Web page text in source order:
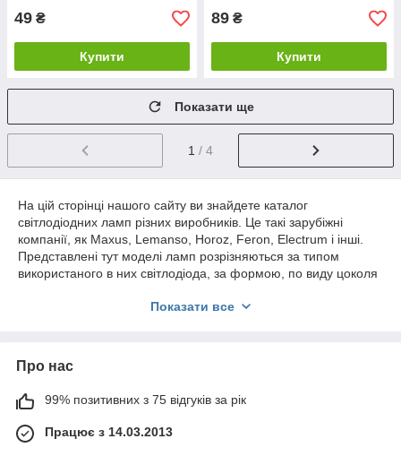
49 ₴
Купити
89 ₴
Купити
Показати ще
1 / 4
На цій сторінці нашого сайту ви знайдете каталог
світлодіодних ламп різних виробників. Це такі зарубіжні
компанії, як Maxus, Lemanso, Horoz, Feron, Electrum і інші.
Представлені тут моделі ламп розрізняються за типом
використаного в них світлодіода, за формою, по виду цоколя
Світлодіодні лампи з доставкою по
Ви можете вибрати будь-яку модель, так як ми надаємо
Що ж стосується світлодіодних ламп, призначених для
використання в офісі або будинку, то зовні вони найбільш
схожі на звичайні лампи розжарювання, володіючи, однак,
Показати все
Про нас
99% позитивних з 75 відгуків за рік
Працює з 14.03.2013